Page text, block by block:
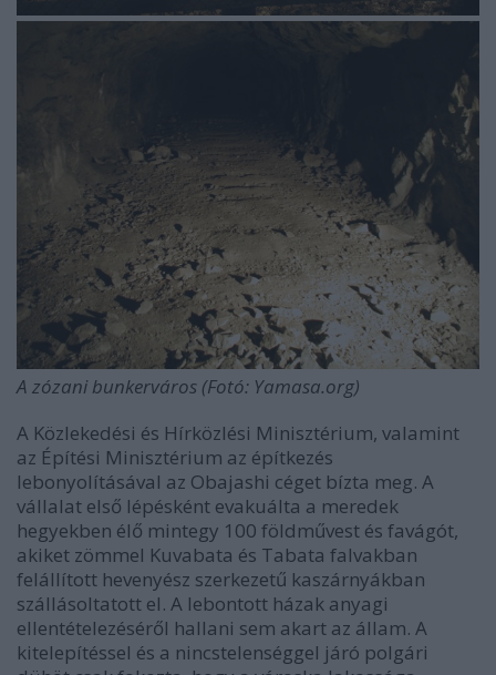
A zózani bunkerváros (Fotó: Yamasa.org)
A Közlekedési és Hírközlési Minisztérium, valamint
az Építési Minisztérium az építkezés
lebonyolításával az Obajashi céget bízta meg. A
vállalat első lépésként evakuálta a meredek
hegyekben élő mintegy 100 földművest és favágót,
akiket zömmel Kuvabata és Tabata falvakban
felállított hevenyész szerkezetű kaszárnyákban
szállásoltatott el. A lebontott házak anyagi
ellentételezéséről hallani sem akart az állam. A
kitelepítéssel és a nincstelenséggel járó polgári